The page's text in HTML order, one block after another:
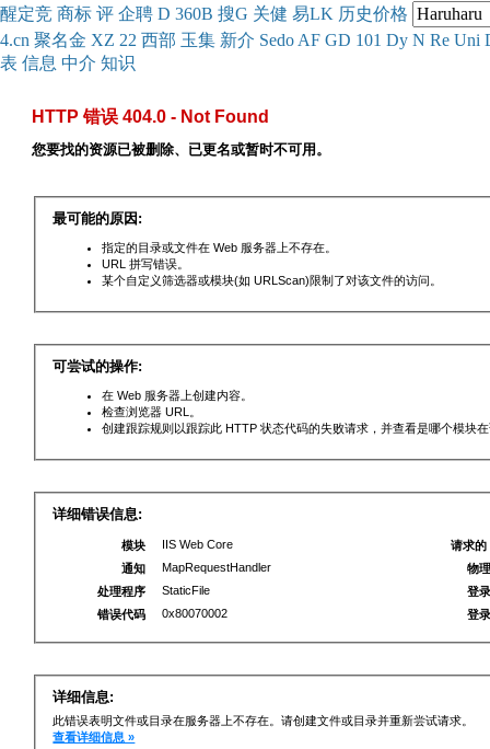
醒定竞 商标 评 企聘 D 360B 搜G 关健 易LK 历史价格
4.cn 聚名金 XZ 22 西部 玉集 新介 Sedo AF GD 101 Dy N Re Uni
表 信息 中介 知识